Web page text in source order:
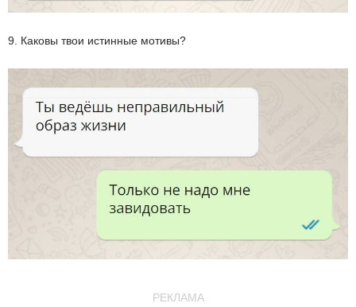
9. Каковы твои истинные мотивы?
РЕКЛАМА